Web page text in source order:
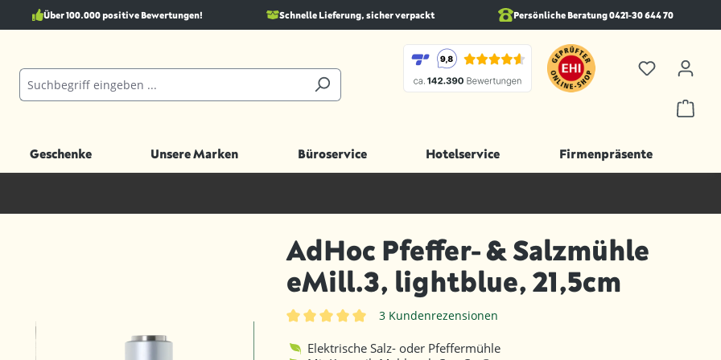
Über 100.000 positive Bewertungen! Schnelle Lieferung, sicher verpackt Persönliche Beratung 0421-30 644 70
Geschenke Unsere Marken Büroservice Hotelservice Firmenpräsente
AdHoc Pfeffer- & Salzmühle
eMill.3, lightblue, 21,5cm
3 Kundenrezensionen
Elektrische Salz- oder Pfeffermühle